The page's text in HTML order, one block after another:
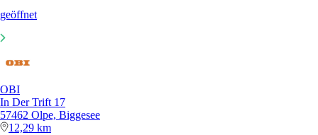
geöffnet
OBI
In Der Trift 17
57462 Olpe, Biggesee
12,29 km